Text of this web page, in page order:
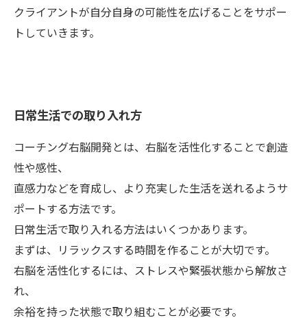
クライアントが自分自身の可能性を広げることをサポー
トしていきます。
日常生活での取り入れ方
コーチング右脳開発とは、右脳を活性化することで創造
性や感性、
直感力などを育成し、より充実した生活を送れるようサ
ポートする方法です。
日常生活で取り入れる方法はいくつかあります。
まずは、リラックスする時間を作ることが大切です。
右脳を活性化するには、ストレスや緊張状態から解放さ
れ、
余裕を持った状態で取り組むことが必要です。